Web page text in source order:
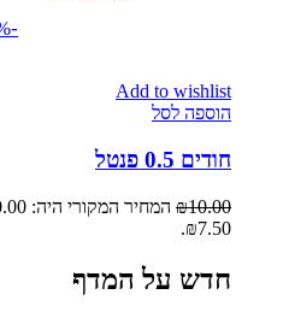
-25%
Add to wishlist
הוספה לסל
חודים 0.5 פנטל
₪10.00 המחיר המקורי היה: ₪10.00.
₪7.50.
חדש על המדף